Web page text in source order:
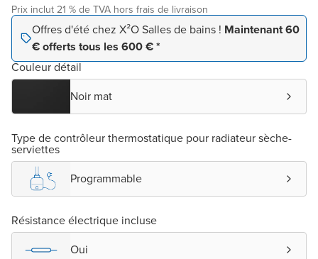
Prix inclut 21 % de TVA hors frais de livraison
Offres d'été chez X²O Salles de bains ! Maintenant 60
€ offerts tous les 600 € *
Couleur détail
Noir mat
Type de contrôleur thermostatique pour radiateur sèche-
serviettes
Programmable
Résistance électrique incluse
Oui